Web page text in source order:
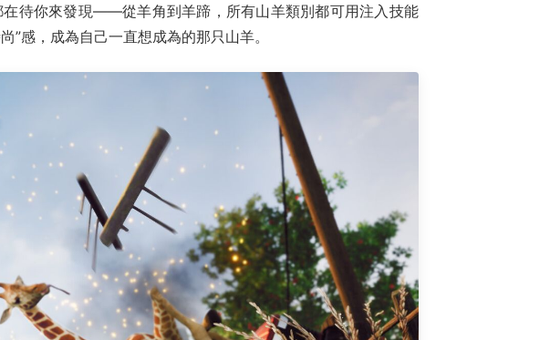
待你來發現——從羊角到羊蹄，所有山羊類別都可用注入技能
感，成為自己一直想成為的那只山羊。